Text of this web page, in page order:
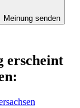
Meinung senden
erscheint